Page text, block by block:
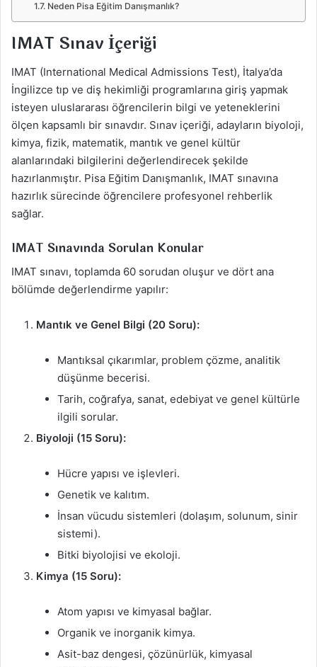
Neden Pisa Eğitim Danışmanlık?
IMAT Sınav İçeriği
IMAT (International Medical Admissions Test), İtalya’da
İngilizce tıp ve diş hekimliği programlarına giriş yapmak
isteyen uluslararası öğrencilerin bilgi ve yeteneklerini
ölçen kapsamlı bir sınavdır. Sınav içeriği, adayların biyoloji,
kimya, fizik, matematik, mantık ve genel kültür
alanlarındaki bilgilerini değerlendirecek şekilde
hazırlanmıştır. Pisa Eğitim Danışmanlık, IMAT sınavına
hazırlık sürecinde öğrencilere profesyonel rehberlik
sağlar.
IMAT Sınavında Sorulan Konular
IMAT sınavı, toplamda 60 sorudan oluşur ve dört ana
bölümde değerlendirme yapılır:
Mantık ve Genel Bilgi (20 Soru):
Mantıksal çıkarımlar, problem çözme, analitik
düşünme becerisi.
Tarih, coğrafya, sanat, edebiyat ve genel kültürle
ilgili sorular.
Biyoloji (15 Soru):
Hücre yapısı ve işlevleri.
Genetik ve kalıtım.
İnsan vücudu sistemleri (dolaşım, solunum, sinir
sistemi).
Bitki biyolojisi ve ekoloji.
Kimya (15 Soru):
Atom yapısı ve kimyasal bağlar.
Organik ve inorganik kimya.
Asit-baz dengesi, çözünürlük, kimyasal